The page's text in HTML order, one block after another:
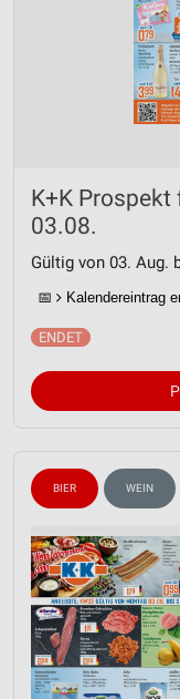
K+K
03.08.
Gültig von 03. Aug.
📅 Kalendereintrag
BIER WEIN